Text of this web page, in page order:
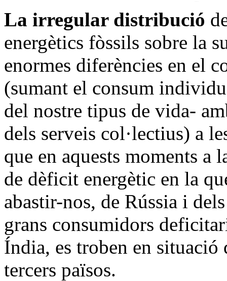
La irregular distribució
energètics fòssils sobre la
enormes diferències en el
(sumant el consum
del nostre tipus de vida-
dels serveis col·lectius) a
que en aquests moments a
de dèficit energètic en la
abastir-nos, de Rússia i
grans consumidors
Índia, es troben en situació
tercers països.